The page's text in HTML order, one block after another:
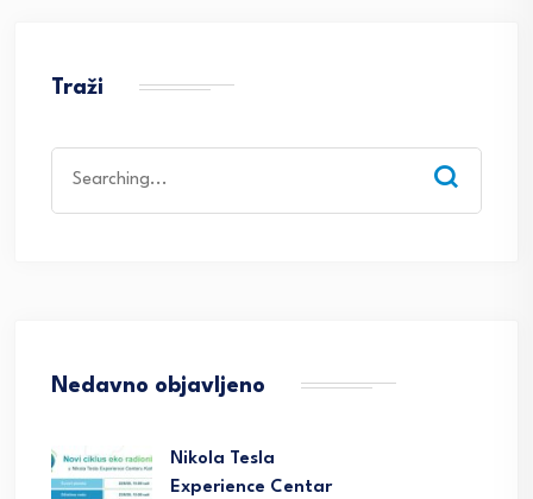
Traži
for:
Nedavno objavljeno
Nikola Tesla
Experience Centar